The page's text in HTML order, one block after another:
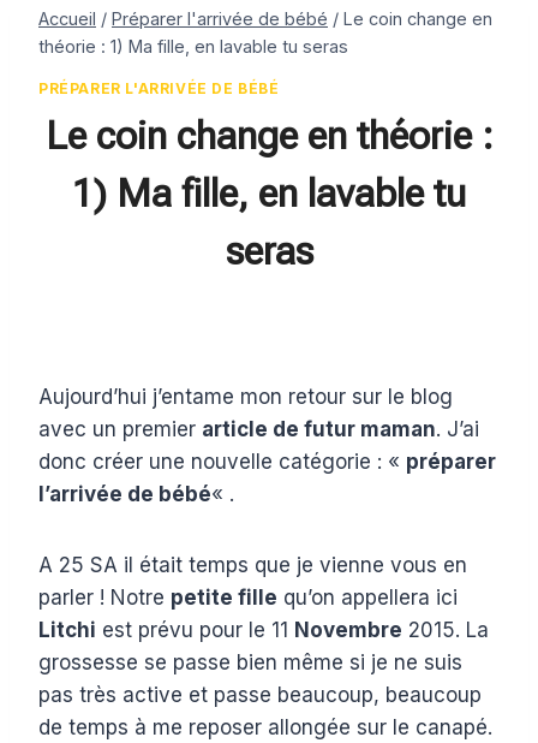
Accueil / Préparer l'arrivée de bébé / Le coin change en
théorie : 1) Ma fille, en lavable tu seras
PRÉPARER L'ARRIVÉE DE BÉBÉ
Le coin change en théorie :
1) Ma fille, en lavable tu
seras
Aujourd’hui j’entame mon retour sur le blog
avec un premier article de futur maman. J’ai
donc créer une nouvelle catégorie : « préparer
l’arrivée de bébé« .
A 25 SA il était temps que je vienne vous en
parler ! Notre petite fille qu’on appellera ici
Litchi est prévu pour le 11 Novembre 2015. La
grossesse se passe bien même si je ne suis
pas très active et passe beaucoup, beaucoup
de temps à me reposer allongée sur le canapé.